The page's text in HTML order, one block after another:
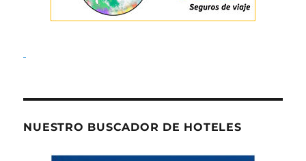
NUESTRO BUSCADOR DE HOTELES